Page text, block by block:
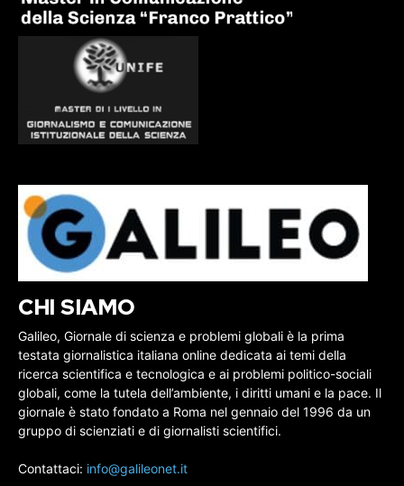
CHI SIAMO
Galileo, Giornale di scienza e problemi globali è la prima
testata giornalistica italiana online dedicata ai temi della
ricerca scientifica e tecnologica e ai problemi politico-sociali
globali, come la tutela dell’ambiente, i diritti umani e la pace. Il
giornale è stato fondato a Roma nel gennaio del 1996 da un
gruppo di scienziati e di giornalisti scientifici.
Contattaci: info@galileonet.it